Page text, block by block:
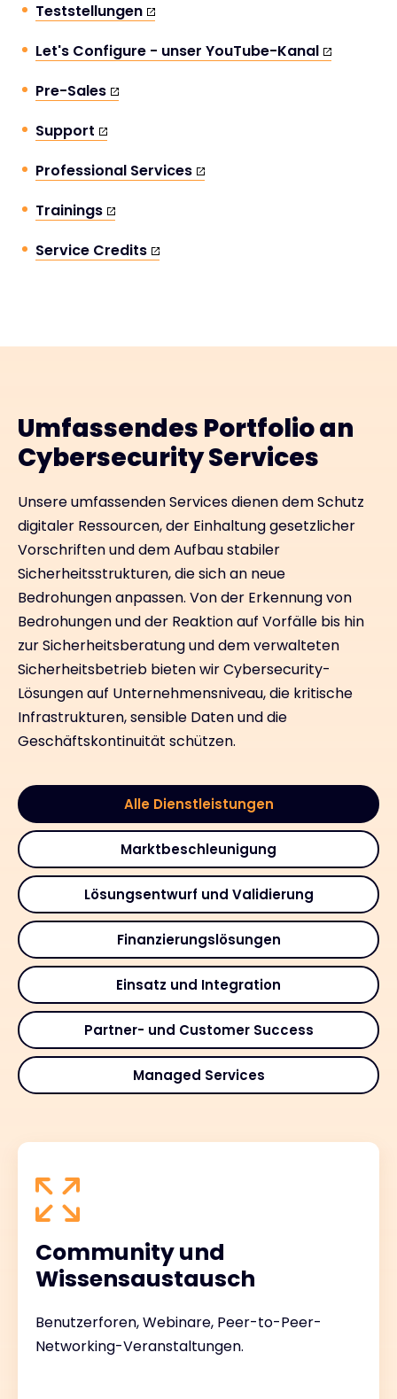
Teststellungen
Let's Configure - unser YouTube-Kanal
Pre-Sales
Support
Professional Services
Trainings
Service Credits
Umfassendes Portfolio an
Cybersecurity Services
Unsere umfassenden Services dienen dem Schutz
digitaler Ressourcen, der Einhaltung gesetzlicher
Vorschriften und dem Aufbau stabiler
Sicherheitsstrukturen, die sich an neue
Bedrohungen anpassen. Von der Erkennung von
Bedrohungen und der Reaktion auf Vorfälle bis hin
zur Sicherheitsberatung und dem verwalteten
Sicherheitsbetrieb bieten wir Cybersecurity-
Lösungen auf Unternehmensniveau, die kritische
Infrastrukturen, sensible Daten und die
Geschäftskontinuität schützen.
Alle Dienstleistungen
Marktbeschleunigung
Lösungsentwurf und Validierung
Finanzierungslösungen
Einsatz und Integration
Partner- und Customer Success
Managed Services
Community und
Wissensaustausch
Benutzerforen, Webinare, Peer-to-Peer-
Networking-Veranstaltungen.